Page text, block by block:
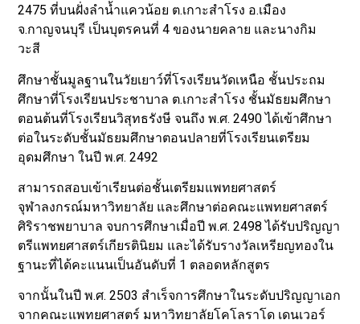
2475 ที่บนฝั่งลำน้ำแควน้อย ต.เกาะสำโรง อ.เมือง
จ.กาญจนบุรี เป็นบุตรคนที่ 4 ของนายคลาย และนางกิม
วะสี
ศึกษาชั้นมูลฐานในวัยเยาว์ที่โรงเรียนวัดเหนือ ชั้นประถม
ศึกษาที่โรงเรียนประชาบาล ต.เกาะสำโรง ชั้นมัธยมศึกษา
ตอนต้นที่โรงเรียนวิสุทธรังษี จนถึง พ.ศ. 2490 ได้เข้าศึกษา
ต่อในระดับชั้นมัธยมศึกษาตอนปลายที่โรงเรียนเตรียม
อุดมศึกษา ในปี พ.ศ. 2492
สามารถสอบเข้าเรียนต่อชั้นเตรียมแพทยศาสตร์
จุฬาลงกรณ์มหาวิทยาลัย และศึกษาต่อคณะแพทยศาสตร์
ศิริราชพยาบาล จบการศึกษาเมื่อปี พ.ศ. 2498 ได้รับปริญญา
ตรีแพทยศาสตร์เกียรตินิยม และได้รับรางวัลเหรียญทองใน
ฐานะที่ได้คะแนนเป็นอันดับที่ 1 ตลอดหลักสูตร
จากนั้นในปี พ.ศ. 2503 สำเร็จการศึกษาในระดับปริญญาเอก
จากคณะแพทยศาสตร์ มหาวิทยาลัยโคโลราโด เดนเวอร์